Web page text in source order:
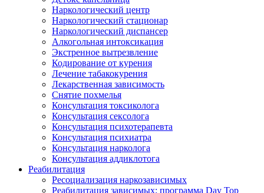
Наркологический центр
Наркологический стационар
Наркологический диспансер
Алкогольная интоксикация
Экстренное вытрезвление
Кодирование от курения
Лечение табакокурения
Лекарственная зависимость
Снятие похмелья
Консультация токсиколога
Консультация сексолога
Консультация психотерапевта
Консультация психиатра
Консультация нарколога
Консультация аддиклотога
Реабилитация
Ресоциализация наркозависимых
Реабилитация зависимых: программа Day Top